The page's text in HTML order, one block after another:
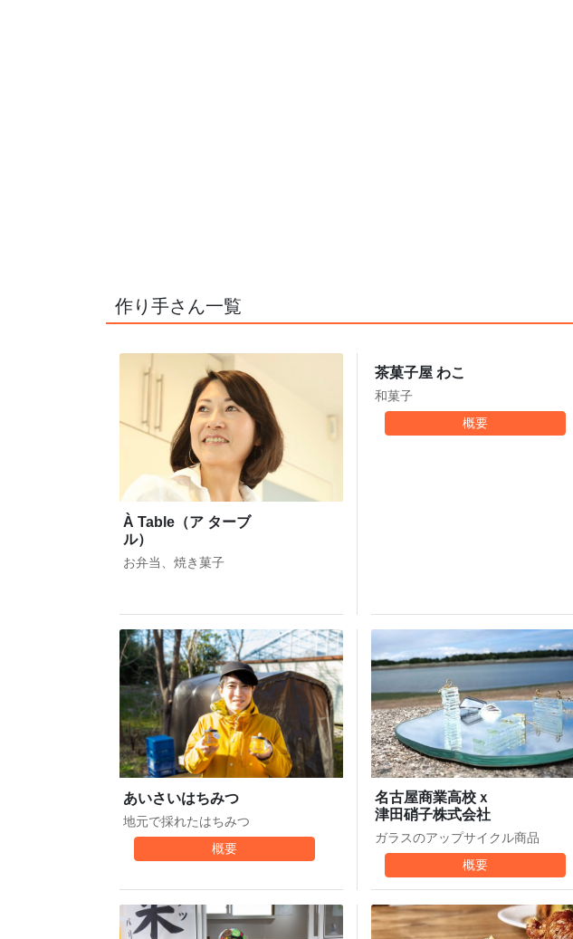
作り手さん一覧
À Table（ア ターブ
ル）
お弁当、焼き菓子
茶菓子屋 わこ
和菓子
概要
あいさいはちみつ
地元で採れたはちみつ
概要
名古屋商業高校ｘ
津田硝子株式会社
ガラスのアップサイクル商品
概要